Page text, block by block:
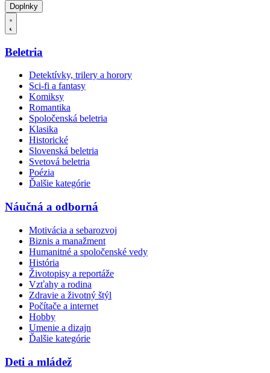
Doplnky
Beletria
Detektívky, trilery a horory
Sci-fi a fantasy
Komiksy
Romantika
Spoločenská beletria
Klasika
Historické
Slovenská beletria
Svetová beletria
Poézia
Ďalšie kategórie
Náučná a odborná
Motivácia a sebarozvoj
Biznis a manažment
Humanitné a spoločenské vedy
História
Životopisy a reportáže
Vzťahy a rodina
Zdravie a životný štýl
Počítače a internet
Hobby
Umenie a dizajn
Ďalšie kategórie
Deti a mládež